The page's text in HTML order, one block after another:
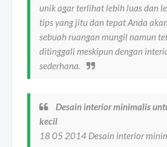
unik agar terlihat lebih luas dan
tips yang jitu dan tepat Anda
sebuah ruangan mungil namun
ditinggali meskipun dengan
sederhana.
Desain interior minimalis
kecil
18 05 2014 Desain interior